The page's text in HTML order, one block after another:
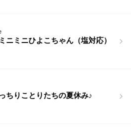
ニミニひよこちゃん（塩対応）
ちりことりたちの夏休み♪